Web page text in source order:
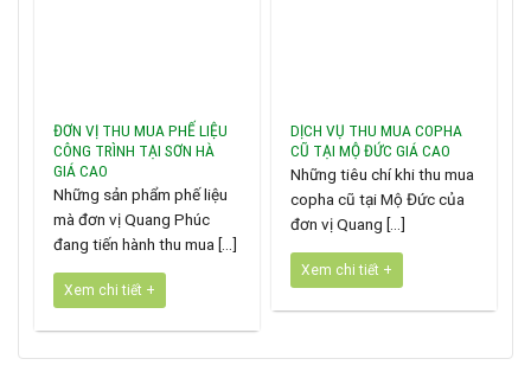
ĐƠN VỊ THU MUA PHẾ LIỆU
CÔNG TRÌNH TẠI SƠN HÀ
GIÁ CAO
Những sản phẩm phế liệu
mà đơn vị Quang Phúc
đang tiến hành thu mua [...]
Xem chi tiết +
DỊCH VỤ THU MUA COPHA
CŨ TẠI MỘ ĐỨC GIÁ CAO
Những tiêu chí khi thu mua
copha cũ tại Mộ Đức của
đơn vị Quang [...]
Xem chi tiết +